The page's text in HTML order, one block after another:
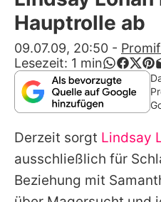
Alle Themen
App
Hauptrolle ab
09.07.09, 20:50 -
Lesezeit: 1 min
Derzeit sorgt Lindsay
ausschließlich für
Beziehung mit